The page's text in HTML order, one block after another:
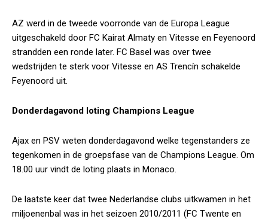
AZ werd in de tweede voorronde van de Europa League
uitgeschakeld door FC Kairat Almaty en Vitesse en Feyenoord
strandden een ronde later. FC Basel was over twee
wedstrijden te sterk voor Vitesse en AS Trencín schakelde
Feyenoord uit.
Donderdagavond loting Champions League
Ajax en PSV weten donderdagavond welke tegenstanders ze
tegenkomen in de groepsfase van de Champions League. Om
18.00 uur vindt de loting plaats in Monaco.
De laatste keer dat twee Nederlandse clubs uitkwamen in het
miljoenenbal was in het seizoen 2010/2011 (FC Twente en